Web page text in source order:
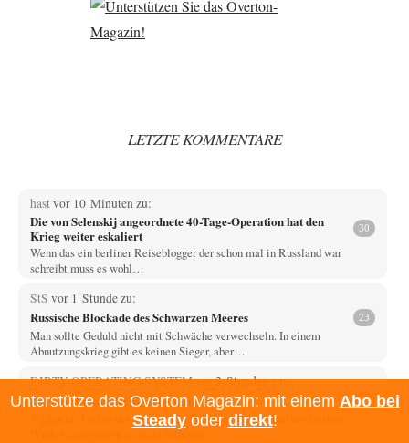
LETZTE KOMMENTARE
hastvor 10 Minuten zu:
Die von Selenskij angeordnete 40-Tage-Operation hat den
Krieg weiter eskaliert
30
Wenn das ein berliner Reiseblogger der schon mal in Russland war
schreibt muss es wohl…
StS vor 1 Stunde zu:
Russische Blockade des Schwarzen Meeres 23
Man sollte Geduld nicht mit Schwäche verwechseln. In einem
Abnutzungskrieg gibt es keinen Sieger, aber…
DIRTY OPERATING SYSTEMvor 3 Stunden zu:
Die Revolution, die nie scheiterte 21
@jjkoeln "Und in der Tat, steiges Problematisieren und die letzten
Winkel analysieren ist nicht hilfreich.…
Unterstütze das Overton Magazin: mit einem Abo bei
Steadyoder direkt!